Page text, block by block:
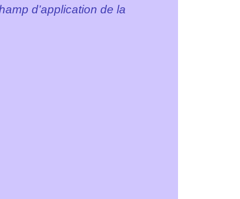
d’application de la